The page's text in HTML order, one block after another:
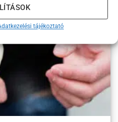
tájékoztató